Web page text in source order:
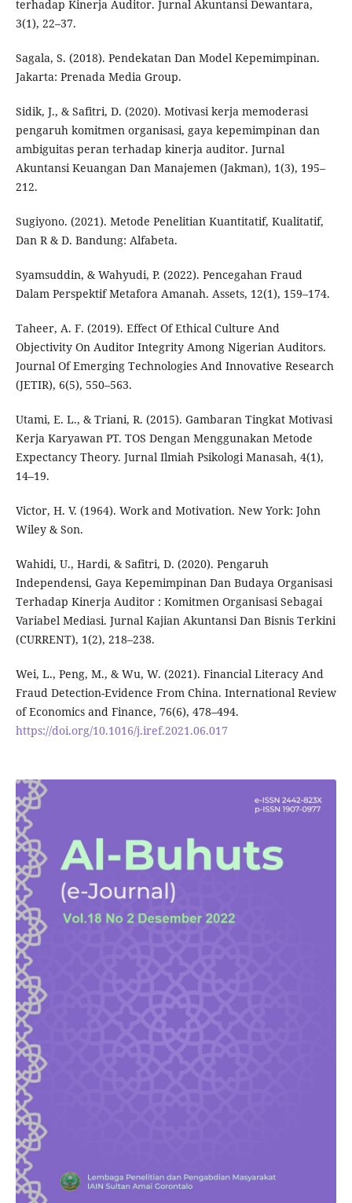
terhadap Kinerja Auditor. Jurnal Akuntansi Dewantara,
3(1), 22–37.
Sagala, S. (2018). Pendekatan Dan Model Kepemimpinan.
Jakarta: Prenada Media Group.
Sidik, J., & Safitri, D. (2020). Motivasi kerja memoderasi
pengaruh komitmen organisasi, gaya kepemimpinan dan
ambiguitas peran terhadap kinerja auditor. Jurnal
Akuntansi Keuangan Dan Manajemen (Jakman), 1(3), 195–
212.
Sugiyono. (2021). Metode Penelitian Kuantitatif, Kualitatif,
Dan R & D. Bandung: Alfabeta.
Syamsuddin, & Wahyudi, P. (2022). Pencegahan Fraud
Dalam Perspektif Metafora Amanah. Assets, 12(1), 159–174.
Taheer, A. F. (2019). Effect Of Ethical Culture And
Objectivity On Auditor Integrity Among Nigerian Auditors.
Journal Of Emerging Technologies And Innovative Research
(JETIR), 6(5), 550–563.
Utami, E. L., & Triani, R. (2015). Gambaran Tingkat Motivasi
Kerja Karyawan PT. TOS Dengan Menggunakan Metode
Expectancy Theory. Jurnal Ilmiah Psikologi Manasah, 4(1),
14–19.
Victor, H. V. (1964). Work and Motivation. New York: John
Wiley & Son.
Wahidi, U., Hardi, & Safitri, D. (2020). Pengaruh
Independensi, Gaya Kepemimpinan Dan Budaya Organisasi
Terhadap Kinerja Auditor : Komitmen Organisasi Sebagai
Variabel Mediasi. Jurnal Kajian Akuntansi Dan Bisnis Terkini
(CURRENT), 1(2), 218–238.
Wei, L., Peng, M., & Wu, W. (2021). Financial Literacy And
Fraud Detection-Evidence From China. International Review
of Economics and Finance, 76(6), 478–494.
https://doi.org/10.1016/j.iref.2021.06.017